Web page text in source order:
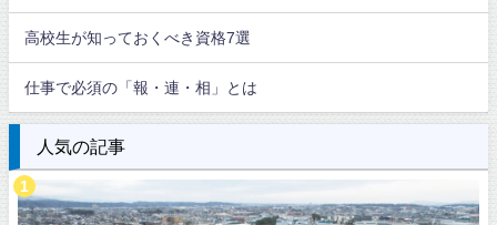
高校生が知っておくべき資格7選
仕事で必須の「報・連・相」とは
人気の記事